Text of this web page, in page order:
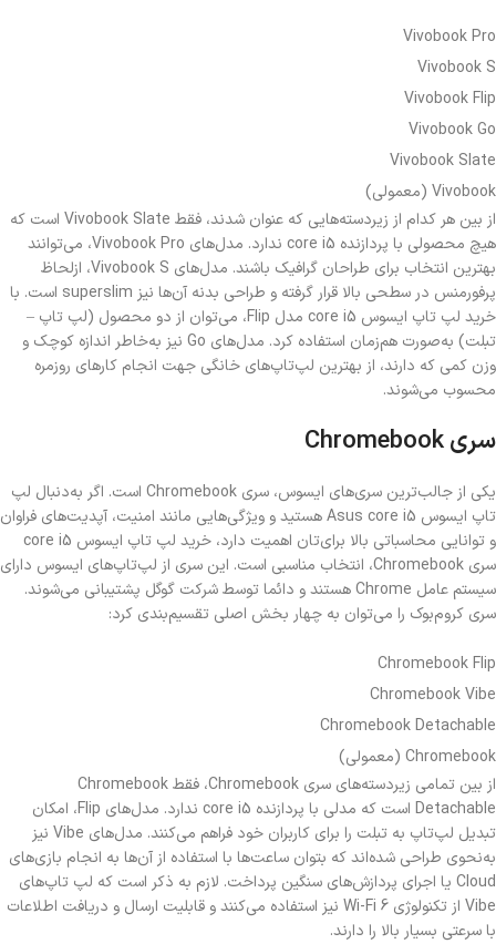
Vivobook Pro
Vivobook S
Vivobook Flip
Vivobook Go
Vivobook Slate
Vivobook (معمولی)
از بین هر کدام از زیردسته‌هایی که عنوان شدند، فقط Vivobook Slate است که
هیچ محصولی با پردازنده core i5 ندارد. مدل‌های Vivobook Pro، می‌توانند
بهترین انتخاب برای طراحان گرافیک باشند. مدل‌های Vivobook S، ازلحاظ
پرفورمنس در سطحی بالا قرار گرفته و طراحی بدنه آن‌ها نیز superslim است. با
خرید لپ تاپ ایسوس core i5 مدل Flip، می‌توان از دو محصول (لپ تاپ –
تبلت) به‌صورت هم‌زمان استفاده کرد. مدل‌های Go نیز به‌خاطر اندازه کوچک و
وزن کمی که دارند، از بهترین لپ‌‌تاپ‌های خانگی جهت انجام کارهای روزمره
محسوب می‌شوند.
سری Chromebook
یکی از جالب‌ترین سری‌های ایسوس، سری Chromebook است. اگر به‌دنبال لپ
تاپ ایسوس Asus core i5 هستید و ویژگی‌هایی مانند امنیت، آپدیت‌های فراوان
و توانایی محاسباتی بالا برای‌تان اهمیت دارد، خرید لپ تاپ ایسوس core i5
سری Chromebook، انتخاب مناسبی است. این سری از لپ‌تاپ‌های ایسوس دارای
سیستم‌ عامل Chrome هستند و دائما توسط شرکت گوگل پشتیبانی می‌شوند.
سری کروم‌بوک را می‌توان به چهار بخش اصلی تقسیم‌بندی کرد:
Chromebook Flip
Chromebook Vibe
Chromebook Detachable
Chromebook (معمولی)
از بین تمامی زیردسته‌های سری Chromebook، فقط Chromebook
Detachable است که مدلی با پردازنده core i5 ندارد. مدل‌های Flip، امکان
تبدیل لپ‌تاپ به تبلت را برای کاربران خود فراهم می‌کنند. مدل‌های Vibe نیز
به‌نحوی طراحی شده‌اند که بتوان ساعت‌ها با استفاده از آن‌ها به انجام بازی‌های
Cloud یا اجرای پردازش‌های سنگین پرداخت. لازم به ذکر است که لپ تاپ‌های
Vibe از تکنولوژی Wi-Fi 6 نیز استفاده می‌کنند و قابلیت ارسال و دریافت اطلاعات
با سرعتی بسیار بالا را دارند.